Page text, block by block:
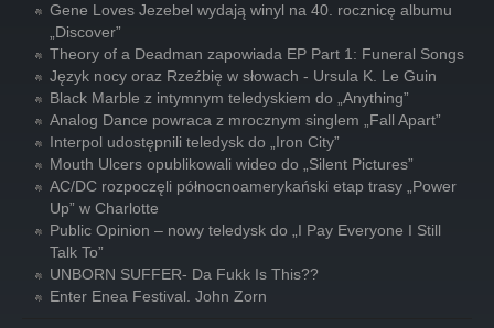
Gene Loves Jezebel wydają winyl na 40. rocznicę albumu
„Discover”
Theory of a Deadman zapowiada EP Part 1: Funeral Songs
Język nocy oraz Rzeźbię w słowach - Ursula K. Le Guin
Black Marble z intymnym teledyskiem do „Anything”
Analog Dance powraca z mrocznym singlem „Fall Apart”
Interpol udostępnili teledysk do „Iron City”
Mouth Ulcers opublikowali wideo do „Silent Pictures”
AC/DC rozpoczęli północnoamerykański etap trasy „Power
Up” w Charlotte
Public Opinion – nowy teledysk do „I Pay Everyone I Still
Talk To”
UNBORN SUFFER- Da Fukk Is This??
Enter Enea Festival. John Zorn